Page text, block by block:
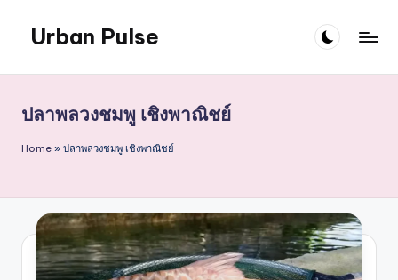
content
Urban Pulse
ปลาพลวงชมพู เชิงพาณิชย์
Home » ปลาพลวงชมพู เชิงพาณิชย์